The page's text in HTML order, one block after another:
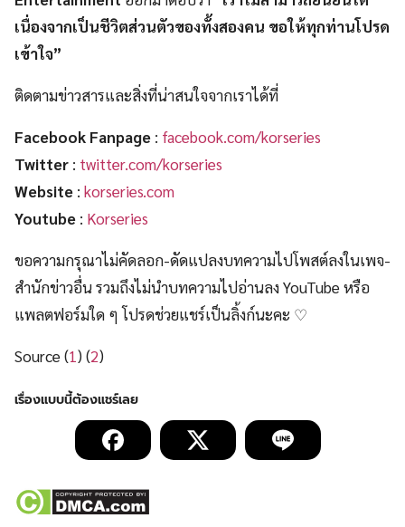
เนื่องจากเป็นชีวิตส่วนตัวของทั้งสองคน ขอให้ทุกท่านโปรด
เข้าใจ”
ติดตามข่าวสารและสิ่งที่น่าสนใจจากเราได้ที่
Facebook Fanpage : facebook.com/korseries
Twitter : twitter.com/korseries
Website : korseries.com
Youtube : Korseries
ขอความกรุณาไม่คัดลอก-ดัดแปลงบทความไปโพสต์ลงในเพจ-
สำนักข่าวอื่น รวมถึงไม่นำบทความไปอ่านลง YouTube หรือ
แพลตฟอร์มใด ๆ โปรดช่วยแชร์เป็นลิ้งก์นะคะ ♡
Source (1) (2)